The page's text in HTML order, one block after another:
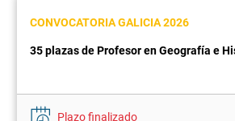
CONVOCATORIA GALICIA 2026
35 plazas de Profesor en Geografía e
Plazo finalizado